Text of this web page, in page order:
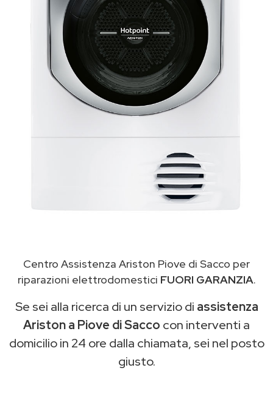
Centro Assistenza Ariston Piove di Sacco per
riparazioni elettrodomestici FUORI GARANZIA.
Se sei alla ricerca di un servizio di assistenza
Ariston a Piove di Sacco con interventi a
domicilio in 24 ore dalla chiamata, sei nel posto
giusto.